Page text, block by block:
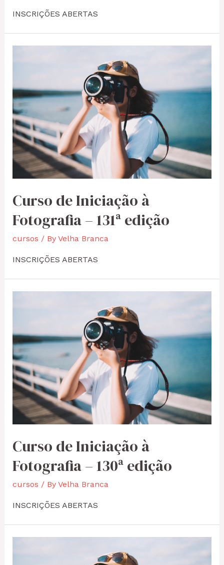
INSCRIÇÕES ABERTAS
Curso de Iniciação à
Fotografia – 131ª edição
cursos / By Velha Branca
INSCRIÇÕES ABERTAS
Curso de Iniciação à
Fotografia – 130ª edição
cursos / By Velha Branca
INSCRIÇÕES ABERTAS